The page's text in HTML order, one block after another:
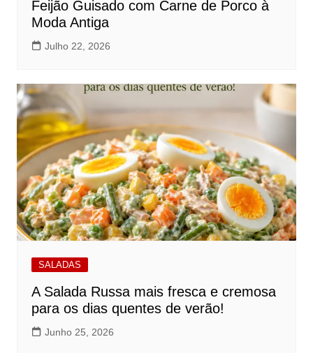
Feijão Guisado com Carne de Porco à
Moda Antiga
Julho 22, 2026
SALADAS
A Salada Russa mais fresca e cremosa
para os dias quentes de verão!
Junho 25, 2026